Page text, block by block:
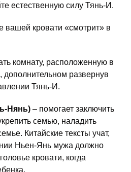
естественную силу Тянь-И.
вашей кровати «смотрит» в
комнату, расположенную в
развернув
Тянь-И.
Нянь) – помогает заключить
семью, наладить
Китайские тексты учат,
Ньен-Янь мужа должно
кровати, когда